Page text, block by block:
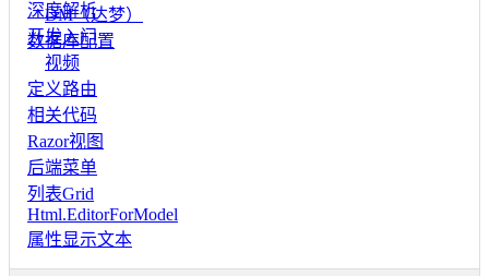
DM（达梦）
数据库配置
深度解析
开发入门
视频
定义路由
相关代码
Razor视图
后端菜单
列表Grid
Html.EditorForModel
属性显示文本